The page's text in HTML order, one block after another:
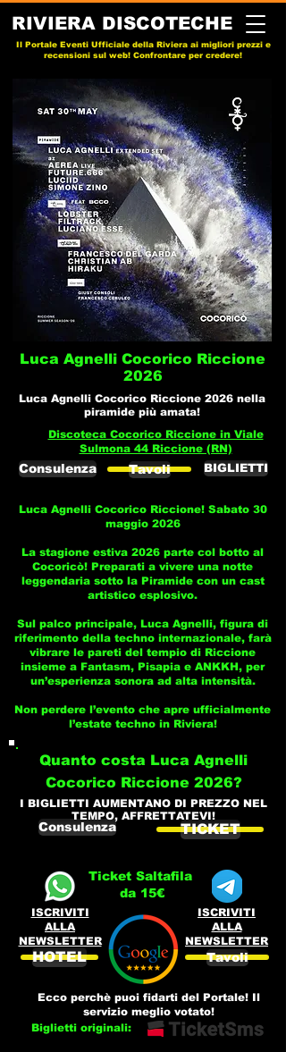
RIVIERA DISCOTECHE
Il Portale Eventi Ufficiale della Riviera ai migliori prezzi e
recensioni sul web! Confrontare per credere!
Luca Agnelli Cocorico Riccione
2026
Luca Agnelli Cocorico Riccione 2026 nella
piramide più amata!
Discoteca Cocorico Riccione in Viale
Sulmona 44 Riccione (RN)
Consulenza Tavoli BIGLIETTI
Luca Agnelli Cocorico Riccione! Sabato 30
maggio 2026
La stagione estiva 2026 parte col botto al
Cocoricò! Preparati a vivere una notte
leggendaria sotto la Piramide con un cast
artistico esplosivo.
Sul palco principale, Luca Agnelli, figura di
riferimento della techno internazionale, farà
vibrare le pareti del tempio di Riccione
insieme a Fantasm, Pisapia e ANKKH, per
un’esperienza sonora ad alta intensità.
Non perdere l’evento che apre ufficialmente
l’estate techno in Riviera!
Quanto costa Luca Agnelli
Cocorico Riccione 2026?
I BIGLIETTI AUMENTANO DI PREZZO NEL
TEMPO, AFFRETTATEVI!
Consulenza TICKET
Ticket Saltafila
da 15€
ISCRIVITI
ALLA
NEWSLETTER
HOTEL
ISCRIVITI
ALLA
NEWSLETTER
Tavoli
Ecco perchè puoi fidarti del Portale! Il
servizio meglio votato!
Biglietti originali: